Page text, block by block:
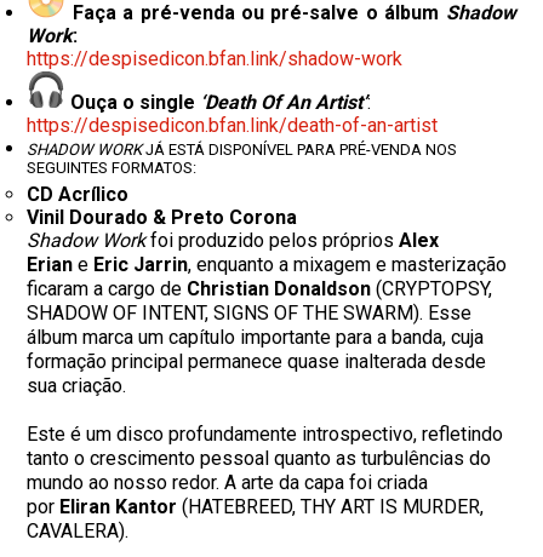
Faça a pré-venda ou pré-salve o álbum Shadow
Work:
https://despisedicon.bfan.link/shadow-work
Ouça o single ‘Death Of An Artist’:
https://despisedicon.bfan.link/death-of-an-artist
SHADOW WORKJÁ ESTÁ DISPONÍVEL PARA PRÉ-VENDA NOS
SEGUINTES FORMATOS:
CD Acrílico
Vinil Dourado & Preto Corona
Shadow Workfoi produzido pelos própriosAlex
Erian e Eric Jarrin, enquanto a mixagem e masterização
ficaram a cargo de Christian Donaldson (CRYPTOPSY,
SHADOW OF INTENT, SIGNS OF THE SWARM). Esse
álbum marca um capítulo importante para a banda, cuja
formação principal permanece quase inalterada desde
sua criação.
Este é um disco profundamente introspectivo, refletindo
tanto o crescimento pessoal quanto as turbulências do
mundo ao nosso redor. A arte da capa foi criada
por Eliran Kantor (HATEBREED, THY ART IS MURDER,
CAVALERA).